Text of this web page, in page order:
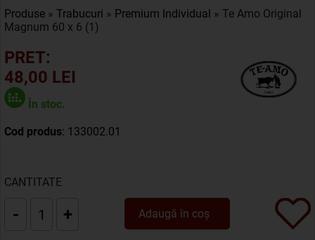
Produse » Trabucuri » Premium Individual » Te Amo Original
Magnum 60 x 6 (1)
PRET:
48,00 LEI
În stoc.
Cod produs: 133002.01
CANTITATE
- + Adaugă în coș